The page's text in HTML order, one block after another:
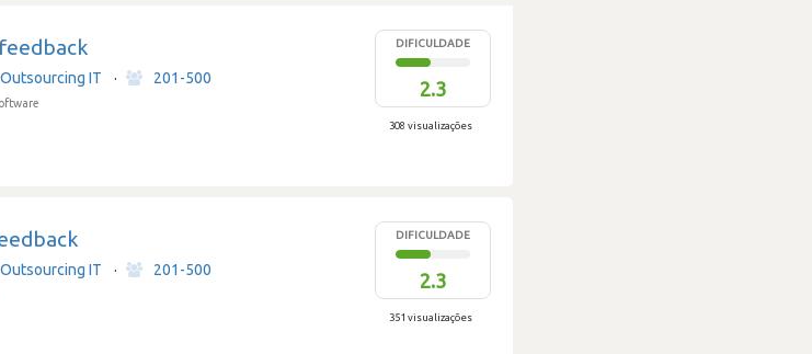
IT · 201-500
DIFICULDADE
2.3
308 visualizações
IT · 201-500
DIFICULDADE
2.3
351 visualizações